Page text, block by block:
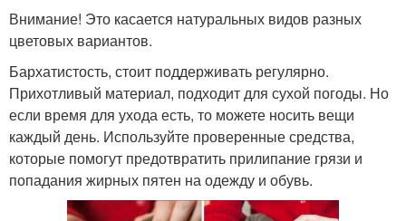
Внимание! Это касается натуральных видов разных
цветовых вариантов.
Бархатистость, стоит поддерживать регулярно.
Прихотливый материал, подходит для сухой погоды. Но
если время для ухода есть, то можете носить вещи
каждый день. Используйте проверенные средства,
которые помогут предотвратить прилипание грязи и
попадания жирных пятен на одежду и обувь.